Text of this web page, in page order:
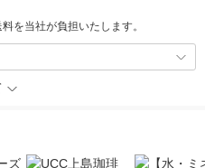
を当社が負担いたします。